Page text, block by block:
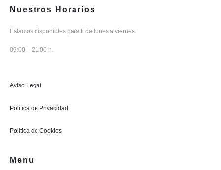
Nuestros Horarios
Estamos disponibles para ti de lunes a viernes.
09:00 – 21:00 h.
Aviso Legal
Política de Privacidad
Política de Cookies
Menu